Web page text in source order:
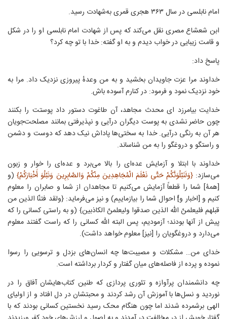
امام نابلسی در سال ۳۶۳ هجری قمری به‌شهادت رسید.
ابن شعشاع مصری نقل می‌کند که پس از شهادت امام نابلسی او را در شکل
و قامت زیبایی در خواب دیدم و به او گفته: خدا با تو چه کرد؟
پاسخ داد:
خداوند مرا عزت جاویدان بخشید و به من وعدهٔ پیروزی نزدیک داد. مرا به
خود نزدیک نمود و فرمود: در کنارم آسوده باش.
خدایت بیامرزد ای محدث مجاهد، آن طاغوت دستور داد پوستت را بکنند
چون حاضر نشدی به پوست دیگران درآیی و نپذیرفتی بمانند مصلحت‌جویان
هر آن به رنگی درآیی. خدا به سختی‌ها پاداش نیک دهد که دوست و دشمن
و راستگو و دروغگو را به من شناساند.
خداوند با ابتلا و آزمایش عده‌ای را بالا می‌برد و عده‌ای را خوار و زبون
می‌سازد:{وَلَنَبْلُوَنَّكُمْ حَتَّى نَعْلَمَ الْمُجَاهِدِينَ مِنْكُمْ وَالصَّابِرِينَ وَنَبْلُوَ أَخْبَارَكُمْ}(و
[همۀ] شما را قطعاً آزمایش می‌کنیم تا مجاهدان از شما و صابران را معلوم
کنیم و [اخبار و]ّ احوال شما را بیازماییم) و نیز می‌فرماید: {ولقد فتنّا الذين من
قبلهم فليعلمنّ الله الذين صدقوا وليعلمنّ الكاذبين} (و به راستی کسانی را که
پیش از آنها بودند؛ آزمودیم، پس البته الله کسانی را که راست گفتند معلوم
می‌دارد و دروغگویان را [نیز] معلوم خواهد داشت).
خدای من… مشکلات و مصیبت‌ها چه انسان‌های بزدل و ترسویی را رسوا
نموده و پرده از فاصله‌های میان گفتار و کردار برداشته است.
چه دانشمندان پرآوازه‌ و تئوری پردازی که طنین کتاب‌هایشان آفاق را در
نوردید و نسل‌ها با آموزش آن رشد کردند و محبتشان در دل افتاد و از اولیای
الهی برشمرده شدند اما چون هنگام محک رسید نخستین کسانی بودند که با